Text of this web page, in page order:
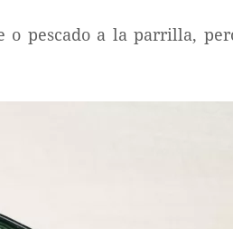
pescado a la parrilla,